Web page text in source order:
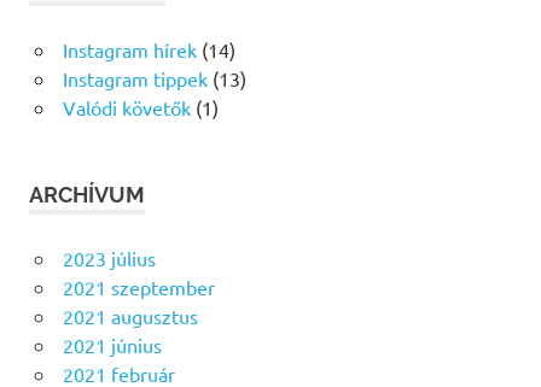
Instagram hírek(14)
Instagram tippek(13)
Valódi követők(1)
ARCHÍVUM
2023 július
2021 szeptember
2021 augusztus
2021 június
2021 február